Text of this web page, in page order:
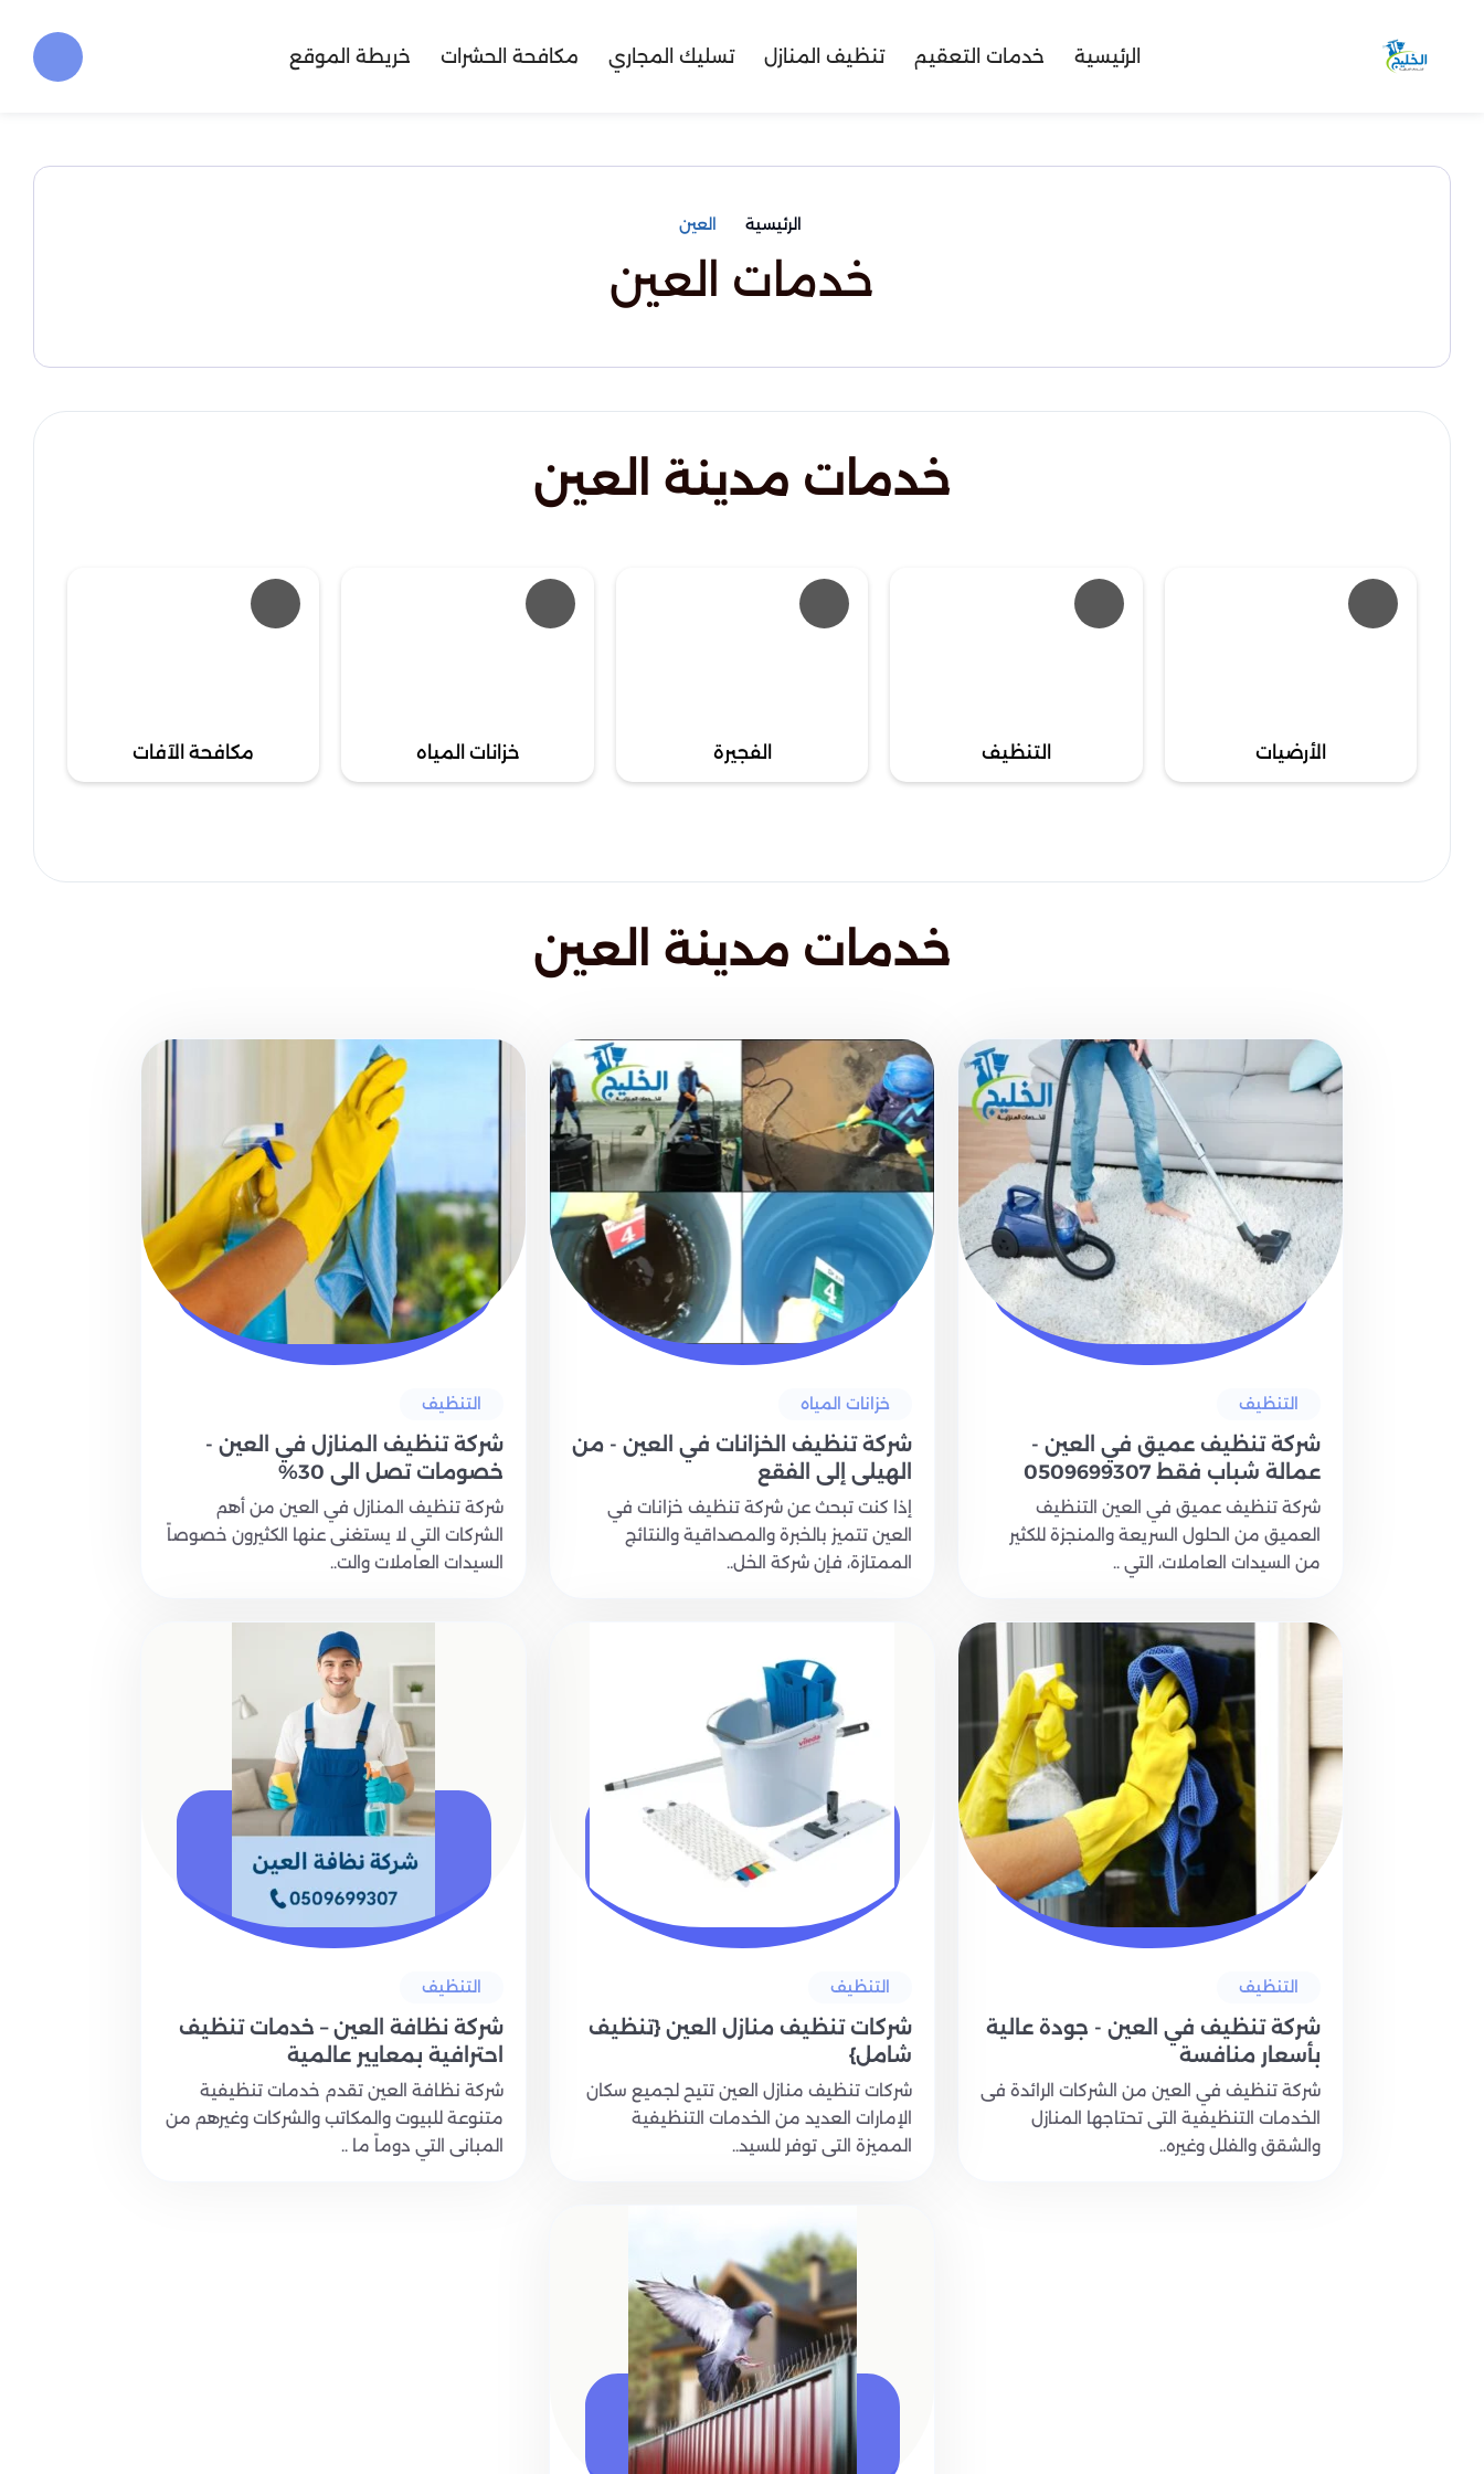
الرئيسية خدمات التعقيم تنظيف المنازل تسليك المجاري مكافحة الحشرات خريطة الموقع
الرئيسية العين
خدمات العين
خدمات مدينة العين
الأرضيات التنظيف الفجيرة خزانات المياه مكافحة الآفات
خدمات مدينة العين
التنظيف
شركة تنظيف عميق في العين -
عمالة شباب فقط 0509699307
شركة تنظيف عميق في العين التنظيف
العميق من الحلول السريعة والمنجزة للكثير
من السيدات العاملات، التي ..
خزانات المياه
شركة تنظيف الخزانات في العين - من
الهيلي إلى الفقع
إذا كنت تبحث عن شركة تنظيف خزانات في
العين تتميز بالخبرة والمصداقية والنتائج
الممتازة، فإن شركة الخل..
التنظيف
شركة تنظيف المنازل في العين -
خصومات تصل الي 30%
شركة تنظيف المنازل في العين من أهم
الشركات التي لا يستغنى عنها الكثيرون خصوصاً
السيدات العاملات والت..
التنظيف
شركة تنظيف في العين - جودة عالية
بأسعار منافسة
شركة تنظيف في العين من الشركات الرائدة فى
الخدمات التنظيفية التى تحتاجها المنازل
والشقق والفلل وغيره..
التنظيف
شركات تنظيف منازل العين {تنظيف
شامل}
شركات تنظيف منازل العين تتيح لجميع سكان
الإمارات العديد من الخدمات التنظيفية
المميزة التى توفر للسيد..
التنظيف
شركة نظافة العين – خدمات تنظيف
احترافية بمعايير عالمية
شركة نظافة العين تقدم خدمات تنظيفية
متنوعة للبيوت والمكاتب والشركات وغيرهم من
المبانى التي دوماً ما ..